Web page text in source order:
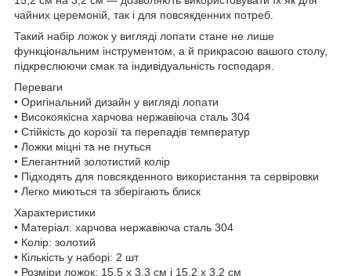
чайних церемоній, так і для повсякденних потреб.
Такий набір ложок у вигляді лопати стане не лише
функціональним інструментом, а й прикрасою вашого столу,
підкреслюючи смак та індивідуальність господаря.
Переваги
• Оригінальний дизайн у вигляді лопати
• Високоякісна харчова нержавіюча сталь 304
• Стійкість до корозії та перепадів температур
• Ложки міцні та не гнуться
• Елегантний золотистий колір
• Підходять для повсякденного використання та сервіровки
• Легко миються та зберігають блиск
Характеристики
• Матеріал: харчова нержавіюча сталь 304
• Колір: золотий
• Кількість у наборі: 2 шт
• Розміри ложок: 15,5 х 3,3 см і 15,2 х 3,2 см